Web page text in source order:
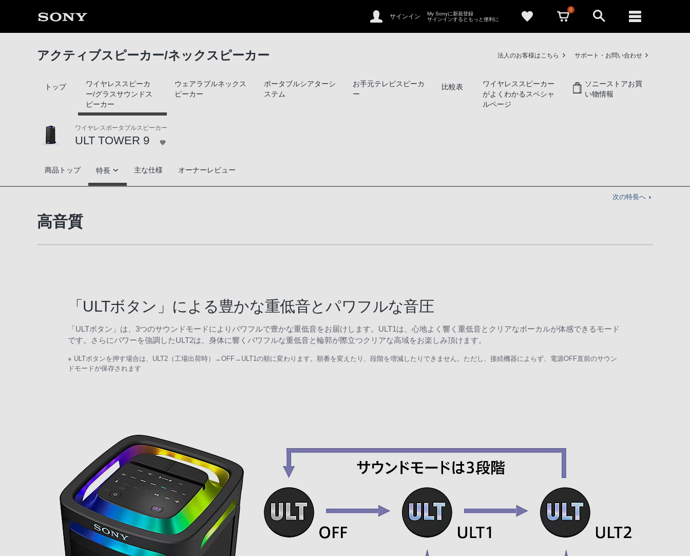
サインイン
My Sonyに新規登録
サインインするともっと便利に
0
アクティブスピーカー/ネックスピーカー 法人のお客様はこちら サポート・お問い合わせ
トップ
ワイヤレススピーカ
ー/グラスサウンドス
ピーカー
ウェアラブルネックス
ピーカー
ポータブルシアターシ
ステム
お手元テレビスピーカ
ー
比較表
ワイヤレススピーカー
がよくわかるスペシャ
ルページ
ソニーストアお買
い物情報
ワイヤレスポータブルスピーカー
ULT TOWER 9
ULT TOWER 9
商品トップ 特長 主な仕様 オーナーレビュー
次の特長へ
高音質
「ULTボタン」による豊かな重低音とパワフルな音圧
「ULTボタン」は、3つのサウンドモードによりパワフルで豊かな重低音をお届けします。ULT1は、心地よく響く重低音とクリアなボーカルが体感できるモード
です。さらにパワーを強調したULT2は、身体に響くパワフルな重低音と輪郭が際立つクリアな高域をお楽しみ頂けます。
※ ULTボタンを押す場合は、ULT2（工場出荷時）→OFF→ULT1の順に変わります。順番を変えたり、段階を増減したりできません。ただし、接続機器によらず、電源OFF直前のサウン
ドモードが保存されます